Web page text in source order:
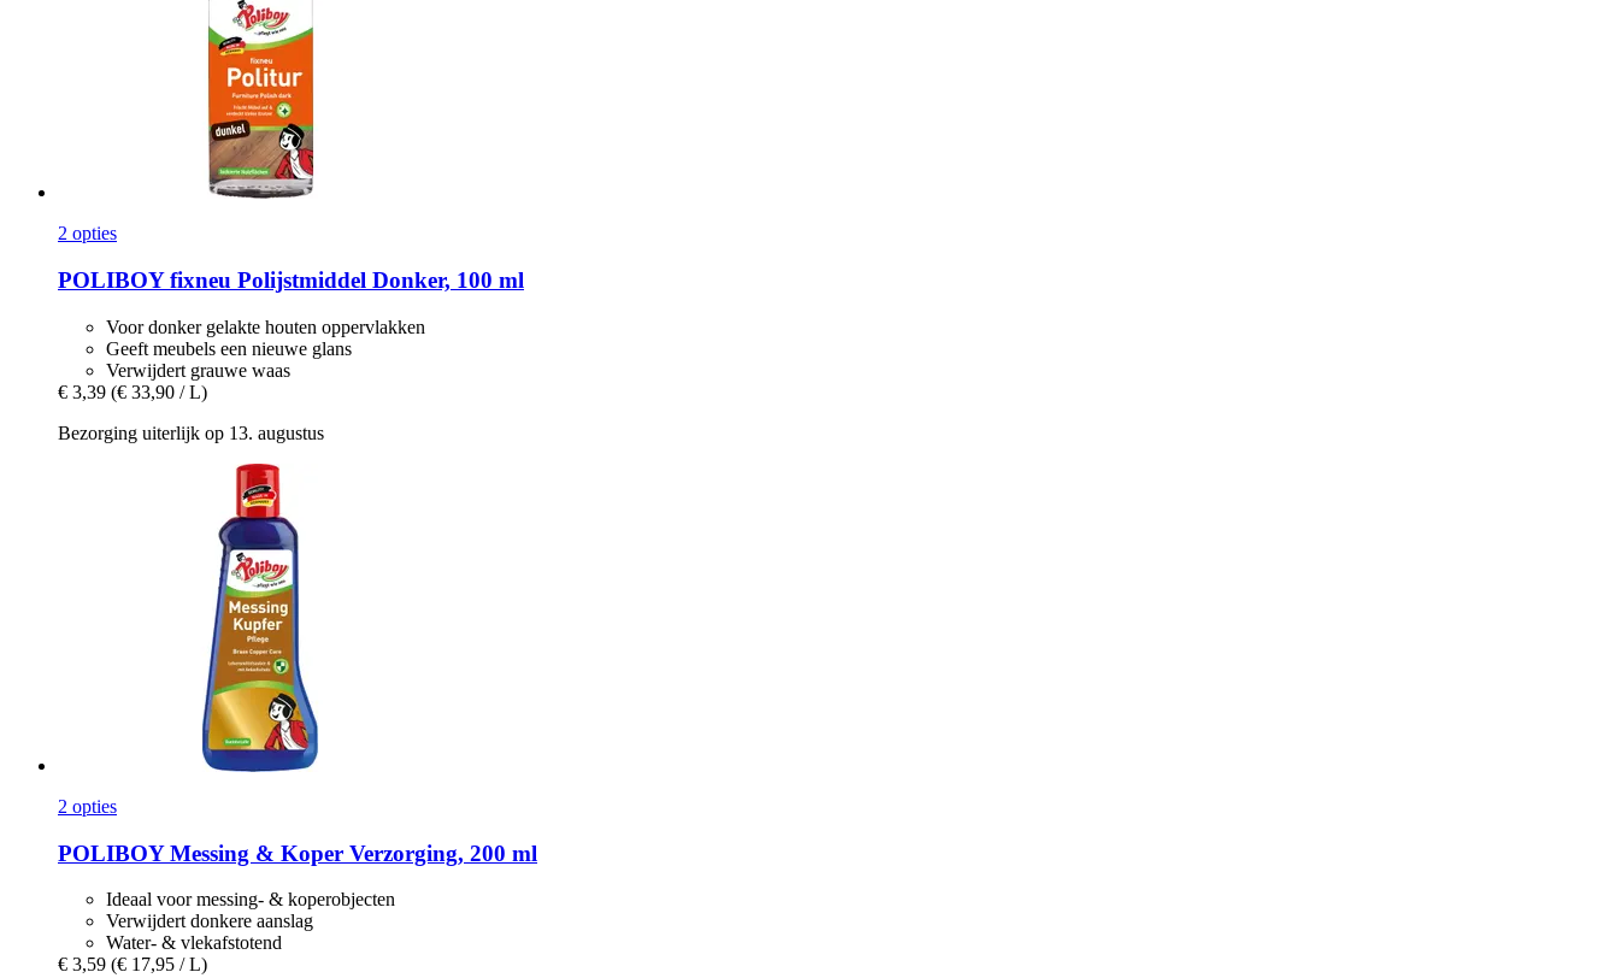
2 opties
POLIBOYfixneu Polijstmiddel Donker, 100 ml
Voor donker gelakte houten oppervlakken
Geeft meubels een nieuwe glans
Verwijdert grauwe waas
€ 3,39 (€ 33,90 / L)
Bezorging uiterlijk op 13. augustus
2 opties
POLIBOYMessing & Koper Verzorging, 200 ml
Ideaal voor messing- & koperobjecten
Verwijdert donkere aanslag
Water- & vlekafstotend
€ 3,59 (€ 17,95 / L)